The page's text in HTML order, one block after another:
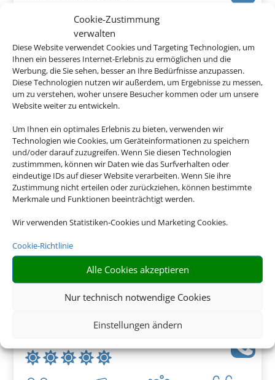
Cookie-Zustimmung
verwalten
Diese Website verwendet Cookies und Targeting Technologien, um
Ihnen ein besseres Internet-Erlebnis zu ermöglichen und die
Werbung, die Sie sehen, besser an Ihre Bedürfnisse anzupassen.
Diese Technologien nutzen wir außerdem, um Ergebnisse zu messen,
um zu verstehen, woher unsere Besucher kommen oder um unsere
Website weiter zu entwickeln.
Um Ihnen ein optimales Erlebnis zu bieten, verwenden wir
Technologien wie Cookies, um Geräteinformationen zu speichern
und/oder darauf zuzugreifen. Wenn Sie diesen Technologien
zustimmmen, können wir Daten wie das Surfverhalten oder
eindeutige IDs auf dieser Website verarbeiten. Wenn Sie ihre
Zustimmung nicht erteilen oder zurückziehen, können bestimmte
Merkmale und Funktionen beeinträchtigt werden.
Wir verwenden Statistiken-Cookies und Marketing Cookies.
Cookie-Richtlinie
Alle Cookies akzeptieren
Nur technisch notwendige Cookies
Einstellungen ändern
Vilamoura, Algarve
ab747 €
Quinta dos Poetas
Olhão, Algarve
ab398 €